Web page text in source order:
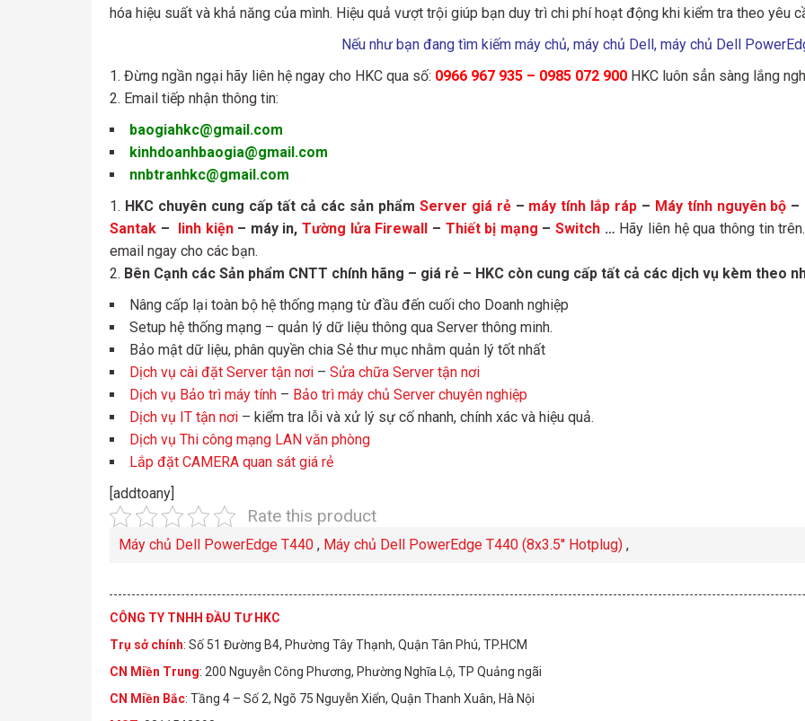
hóa hiệu suất và khả năng của mình. Hiệu quả vượt trội giúp bạn duy trì chi phí hoạt động khi kiểm tra theo yêu
Nếu như bạn đang tìm kiếm máy chủ, máy chủ Dell, máy chủ Dell
Đừng ngần ngại hãy liên hệ ngay cho HKC qua số: 0966 967 935 – 0985 072 900 HKC luôn sẳn sàng lắng
Email tiếp nhận thông tin:
baogiahkc@gmail.com
kinhdoanhbaogia@gmail.com
nnbtranhkc@gmail.com
HKC chuyên cung cấp tất cả các sản phẩm Server giá rẻ– máy tính lắp ráp – Máy tính nguyên bộ –
Santak – linh kiện– máy in,Tường lửa Firewall – Thiết bị mạng –Switch … Hãy liên hệ qua thông tin
email ngay cho các bạn.
Bên Cạnh các Sản phẩm CNTT chính hãng – giá rẻ – HKC còn cung cấp tất cả các dịch vụ kèm theo
Nâng cấp lại toàn bộ hệ thống mạng từ đầu đến cuối cho Doanh nghiệp
Setup hệ thống mạng – quản lý dữ liệu thông qua Server thông minh.
Bảo mật dữ liệu, phân quyền chia Sẻ thư mục nhằm quản lý tốt nhất
Dịch vụ cài đặt Server tận nơi – Sửa chữa Server tận nơi
Dịch vụ Bảo trì máy tính – Bảo trì máy chủ Server chuyên nghiệp
Dịch vụ IT tận nơi – kiểm tra lỗi và xử lý sự cố nhanh, chính xác và hiệu quả.
Dịch vụ Thi công mạng LAN văn phòng
Lắp đặt CAMERA quan sát giá rẻ
[addtoany]
Rate this product
Máy chủ Dell PowerEdge T440 , Máy chủ Dell PowerEdge T440 (8x3.5'' Hotplug) ,
CÔNG TY TNHH ĐẦU TƯ HKC
Trụ sở chính: Số 51 Đường B4, Phường Tây Thạnh, Quận Tân Phú, TP.HCM
CN Miền Trung: 200 Nguyễn Công Phương, Phường Nghĩa Lộ, TP Quảng ngãi
CN Miền Bắc: Tầng 4 – Số 2, Ngõ 75 Nguyễn Xiển, Quận Thanh Xuân, Hà Nội